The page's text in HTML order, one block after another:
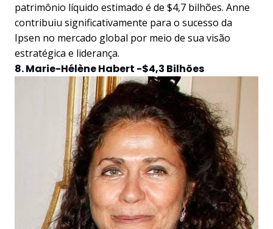
patrimônio líquido estimado é de $4,7 bilhões. Anne
contribuiu significativamente para o sucesso da
Ipsen no mercado global por meio de sua visão
estratégica e liderança.
8. Marie-Hélène Habert -$4,3 Bilhões